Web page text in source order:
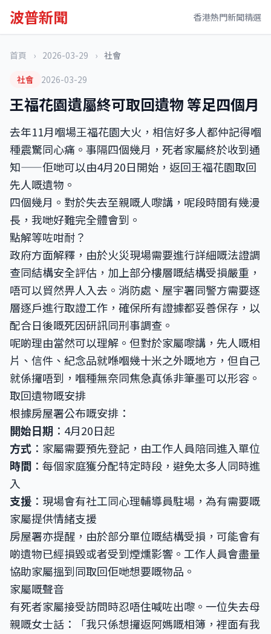
波普新聞 香港熱門新聞精選
首頁 › 2026-03-29 › 社會
社會
2026-03-29
王福花園遺屬終可取回遺物 等足四個月
去年11月嗰場王福花園大火，相信好多人都仲記得嗰
種震驚同心痛。事隔四個幾月，死者家屬終於收到通
知——佢哋可以由4月20日開始，返回王福花園取回
先人嘅遺物。
四個幾月。對於失去至親嘅人嚟講，呢段時間有幾漫
長，我哋好難完全體會到。
點解等咗咁耐？
政府方面解釋，由於火災現場需要進行詳細嘅法證調
查同結構安全評估，加上部分樓層嘅結構受損嚴重，
唔可以貿然畀人入去。消防處、屋宇署同警方需要逐
層逐戶進行取證工作，確保所有證據都妥善保存，以
配合日後嘅死因研訊同刑事調查。
呢啲理由當然可以理解。但對於家屬嚟講，先人嘅相
片、信件、紀念品就喺嗰幾十米之外嘅地方，但自己
就係攞唔到，嗰種無奈同焦急真係非筆墨可以形容。
取回遺物嘅安排
根據房屋署公布嘅安排：
開始日期 ：4月20日起
方式 ：家屬需要預先登記，由工作人員陪同進入單位
時間 ：每個家庭獲分配特定時段，避免太多人同時進
入
支援 ：現場會有社工同心理輔導員駐場，為有需要嘅
家屬提供情緒支援
房屋署亦提醒，由於部分單位嘅結構受損，可能會有
啲遺物已經損毀或者受到煙燻影響。工作人員會盡量
協助家屬搵到同取回佢哋想要嘅物品。
家屬嘅聲音
有死者家屬接受訪問時忍唔住喊咗出嚟。一位失去母
親嘅女士話：「我只係想攞返阿媽嘅相簿，裡面有我